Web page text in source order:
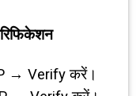
→ Verify करें।